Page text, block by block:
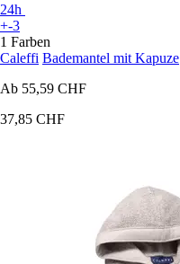
24h
+-3
1 Farben
Caleffi Bademantel mit Kapuze
Ab 55,59 CHF
37,85 CHF